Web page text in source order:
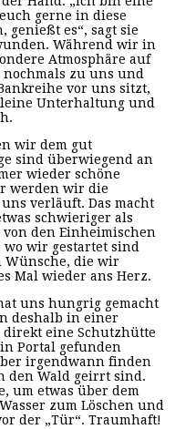
gerne in diese
es“, sagt sie
Während wir in
Atmosphäre auf
zu uns und
vor uns sitzt,
Unterhaltung und
wir dem gut
sind überwiegend an
wieder schöne
werden wir die
verläuft. Das macht
schwieriger als
den Einheimischen
wir gestartet sind
Wünsche, die wir
Mal wieder ans Herz.
uns hungrig gemacht
deshalb in einer
eine Schutzhütte
Portal gefunden
irgendwann finden
den Wald geirrt sind.
um etwas über dem
zum Löschen und
der „Tür“. Traumhaft!